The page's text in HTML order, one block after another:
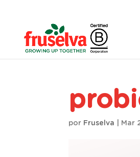
por Fruselva Mar